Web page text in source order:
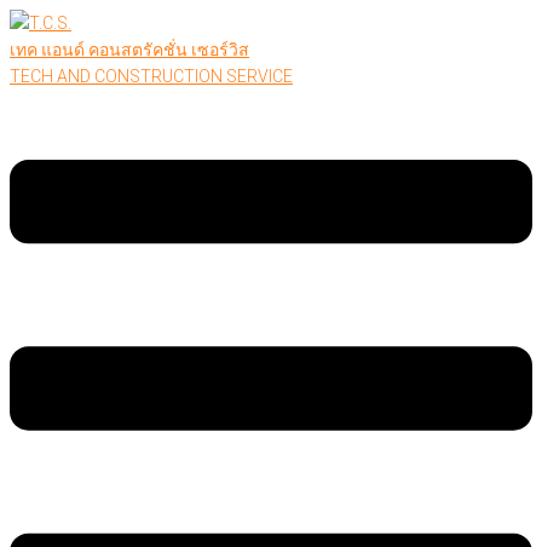
เทค แอนด์ คอนสตรัคชั่น เซอร์วิส
TECH AND CONSTRUCTION SERVICE